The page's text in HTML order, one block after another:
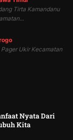
Tirta Kamandanu
Ukir Kecamatan
Nyata Dari
Kita